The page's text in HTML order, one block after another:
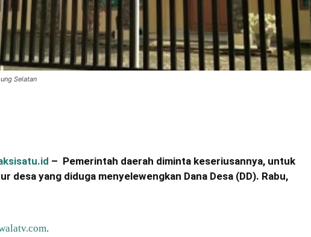
Selatan
– Pemerintah daerah diminta keseriusannya, untuk
desa yang diduga menyelewengkan Dana Desa (DD). Rabu,
.